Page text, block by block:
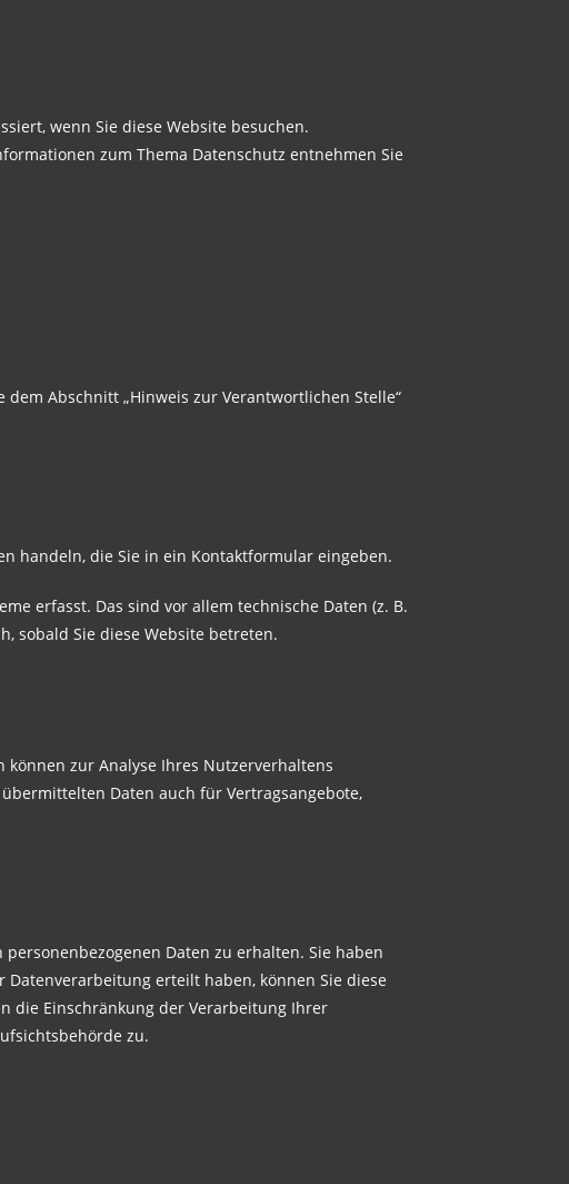
wenn Sie diese Website besuchen.
zum Thema Datenschutz entnehmen Sie
Abschnitt „Hinweis zur Verantwortlichen Stelle“
handeln, die Sie in ein Kontaktformular eingeben.
erfasst. Das sind vor allem technische Daten (z. B.
sobald Sie diese Website betreten.
zur Analyse Ihres Nutzerverhaltens
Daten auch für Vertragsangebote,
Daten zu erhalten. Sie haben
erteilt haben, können Sie diese
die Einschränkung der Verarbeitung Ihrer
zu.